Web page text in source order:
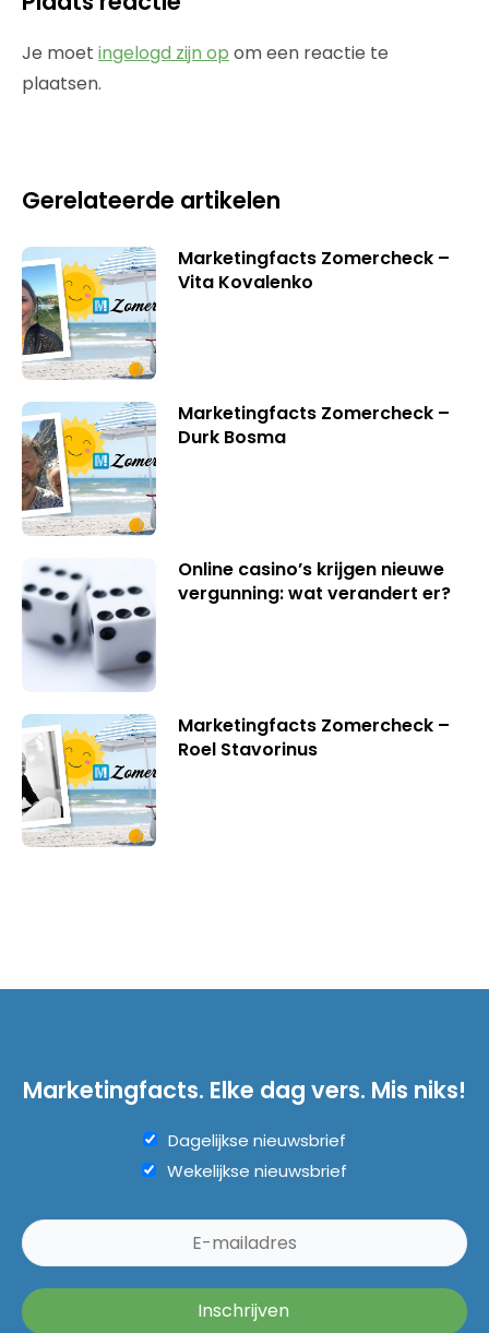
Je moet ingelogd zijn op om een reactie te
plaatsen.
Gerelateerde artikelen
Marketingfacts Zomercheck –
Vita Kovalenko
Marketingfacts Zomercheck –
Durk Bosma
Online casino’s krijgen nieuwe
vergunning: wat verandert er?
Marketingfacts Zomercheck –
Roel Stavorinus
Marketingfacts. Elke dag vers. Mis niks!
Dagelijkse nieuwsbrief
Wekelijkse nieuwsbrief